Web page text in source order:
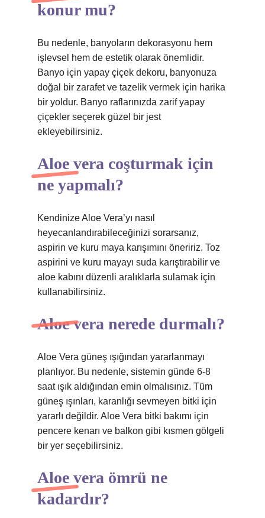
konur mu?
Bu nedenle, banyoların dekorasyonu hem
işlevsel hem de estetik olarak önemlidir.
Banyo için yapay çiçek dekoru, banyonuza
doğal bir zarafet ve tazelik vermek için harika
bir yoldur. Banyo raflarınızda zarif yapay
çiçekler seçerek güzel bir jest
ekleyebilirsiniz.
Aloe vera coşturmak için
ne yapmalı?
Kendinize Aloe Vera’yı nasıl
heyecanlandırabileceğinizi sorarsanız,
aspirin ve kuru maya karışımını öneririz. Toz
aspirini ve kuru mayayı suda karıştırabilir ve
aloe kabını düzenli aralıklarla sulamak için
kullanabilirsiniz.
Aloe vera nerede durmalı?
Aloe Vera güneş ışığından yararlanmayı
planlıyor. Bu nedenle, sistemin günde 6-8
saat ışık aldığından emin olmalısınız. Tüm
güneş ışınları, karanlığı sevmeyen bitki için
yararlı değildir. Aloe Vera bitki bakımı için
pencere kenarı ve balkon gibi kısmen gölgeli
bir yer seçebilirsiniz.
Aloe vera ömrü ne
kadardır?